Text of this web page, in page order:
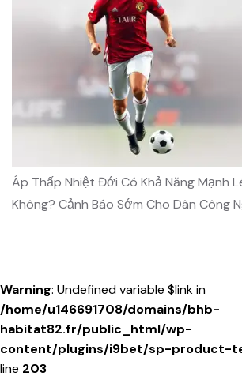
Áp Thấp Nhiệt Đới Có Khả Năng Mạnh
Không? Cảnh Báo Sớm Cho Dân Công
Warning: Undefined variable $link in
/home/u146691708/domains/bhb-
habitat82.fr/public_html/wp-
content/plugins/i9bet/sp-product-
line 203